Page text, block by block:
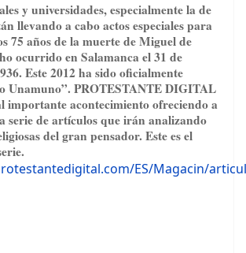
y universidades, especialmente la de
llevando a cabo actos especiales para
75 años de la muerte de Miguel de
ocurrido en Salamanca el 31 de
Este 2012 ha sido oficialmente
Unamuno”. PROTESTANTE DIGITAL
importante acontecimiento ofreciendo a
serie de artículos que irán analizando
del gran pensador. Este es el
ES/Magacin/